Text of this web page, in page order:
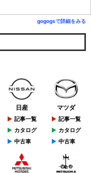
gogogsで詳細をみる
日産
記事一覧
カタログ
中古車
マツダ
記事一覧
カタログ
中古車